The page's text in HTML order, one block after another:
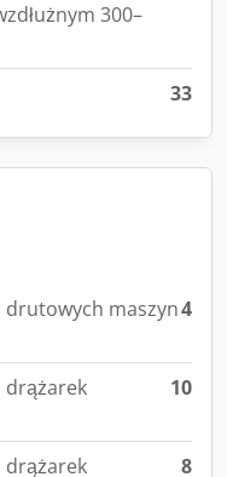
300–
33
drutowych maszyn4
drążarek
10
drążarek
8